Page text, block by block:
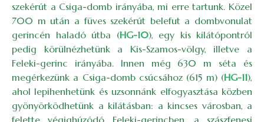
szekérút a Csiga-domb irányába, mi erre tartunk. Közel
700 m után a füves szekérút belefut a dombvonulat
gerincén haladó útba (HG-10), egy kis kilátópontról
pedig körülnézhetünk a Kis-Szamos-völgy, illetve a
Feleki-gerinc irányába. Innen még 630 m séta és
megérkezünk a Csiga-domb csúcsához (615 m) (HG-11),
ahol lepihenhetünk és uzsonnánk elfogyasztása közben
gyönyörködhetünk a kilátásban: a kincses városban, a
felette végighúzódó Feleki-gerincben, a szászfenesi